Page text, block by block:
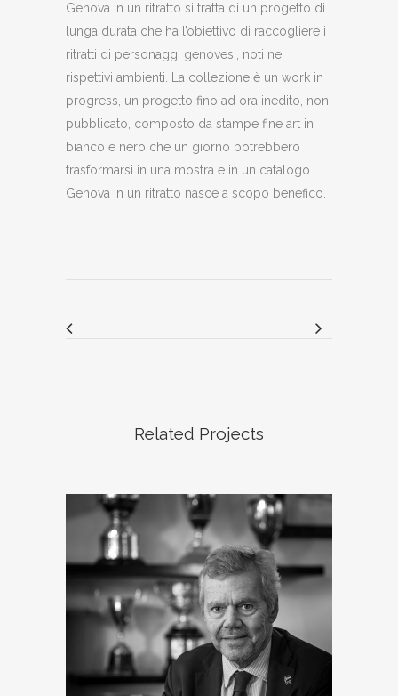
Genova in un ritratto si tratta di un progetto di
lunga durata che ha l’obiettivo di raccogliere i
ritratti di personaggi genovesi, noti nei
rispettivi ambienti. La collezione è un work in
progress, un progetto fino ad ora inedito, non
pubblicato, composto da stampe fine art in
bianco e nero che un giorno potrebbero
trasformarsi in una mostra e in un catalogo.
Genova in un ritratto nasce a scopo benefico.
Related Projects